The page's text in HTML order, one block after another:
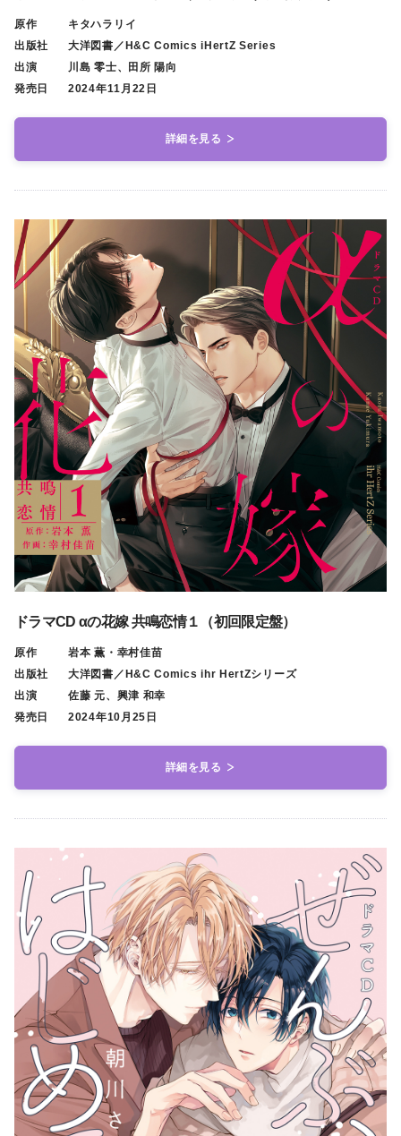
原作
キタハラリイ
出版社
大洋図書／H&C Comics iHertZ Series
出演
川島 零士、田所 陽向
発売日
2024年11月22日
詳細を見る
ドラマCD αの花嫁 共鳴恋情１（初回限定盤）
原作
岩本 薫・幸村佳苗
出版社
大洋図書／H&C Comics ihr HertZシリーズ
出演
佐藤 元、興津 和幸
発売日
2024年10月25日
詳細を見る